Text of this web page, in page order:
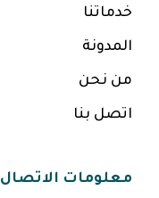
خدماتنا
المدونة
من نحن
اتصل بنا
معلومات الاتصال